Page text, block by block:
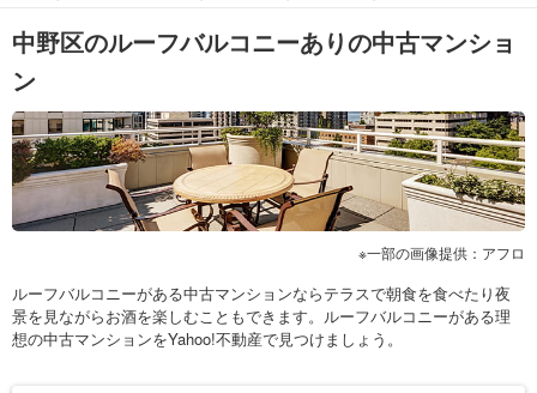
中野区のルーフバルコニーありの中古マンショ
ン
一部の画像提供：アフロ
ルーフバルコニーがある中古マンションならテラスで朝食を食べたり夜
景を見ながらお酒を楽しむこともできます。ルーフバルコニーがある理
想の中古マンションをYahoo!不動産で見つけましょう。